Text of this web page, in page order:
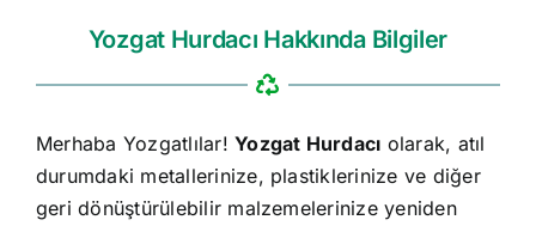
Yozgat Hurdacı Hakkında Bilgiler
Merhaba Yozgatlılar!Yozgat Hurdacı olarak, atıl
durumdaki metallerinize, plastiklerinize ve diğer
geri dönüştürülebilir malzemelerinize yeniden